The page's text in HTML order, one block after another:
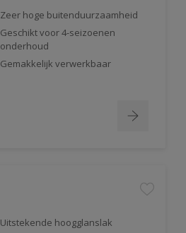
Zeer hoge buitenduurzaamheid
Geschikt voor 4-seizoenen
onderhoud
Gemakkelijk verwerkbaar
Uitstekende hoogglanslak